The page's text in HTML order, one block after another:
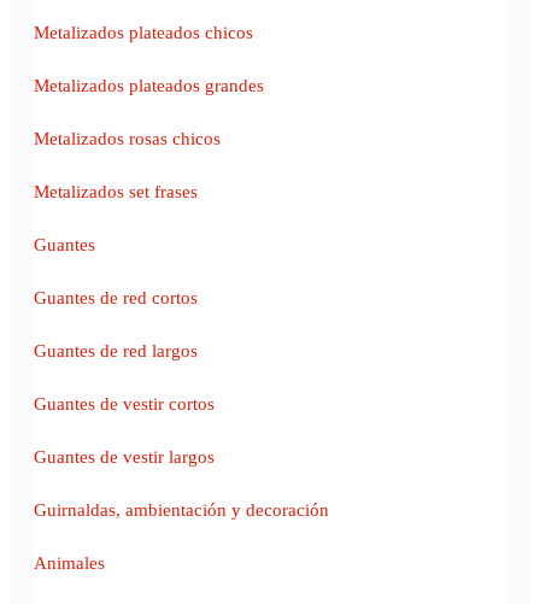
Metalizados plateados chicos
Metalizados plateados grandes
Metalizados rosas chicos
Metalizados set frases
Guantes
Guantes de red cortos
Guantes de red largos
Guantes de vestir cortos
Guantes de vestir largos
Guirnaldas, ambientación y decoración
Animales